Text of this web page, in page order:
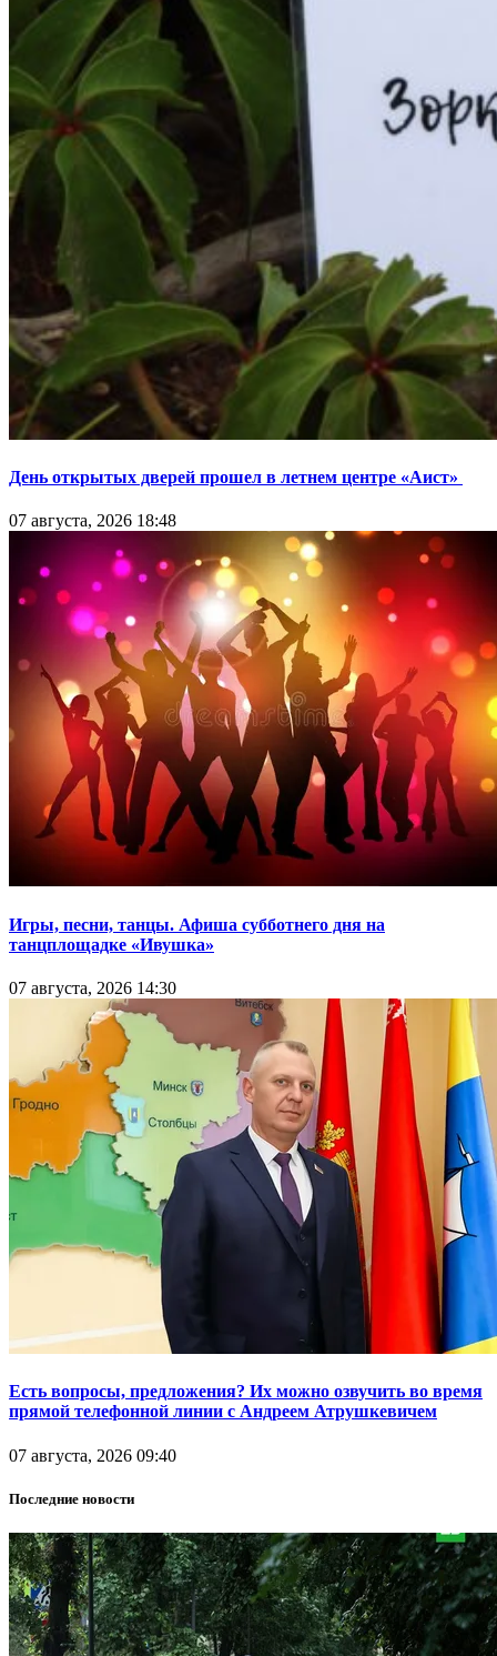
День открытых дверей прошел в летнем центре «Аист»
07 августа, 2026 18:48
Игры, песни, танцы. Афиша субботнего дня на
танцплощадке «Ивушка»
07 августа, 2026 14:30
Есть вопросы, предложения? Их можно озвучить во время
прямой телефонной линии с Андреем Атрушкевичем
07 августа, 2026 09:40
Последние новости